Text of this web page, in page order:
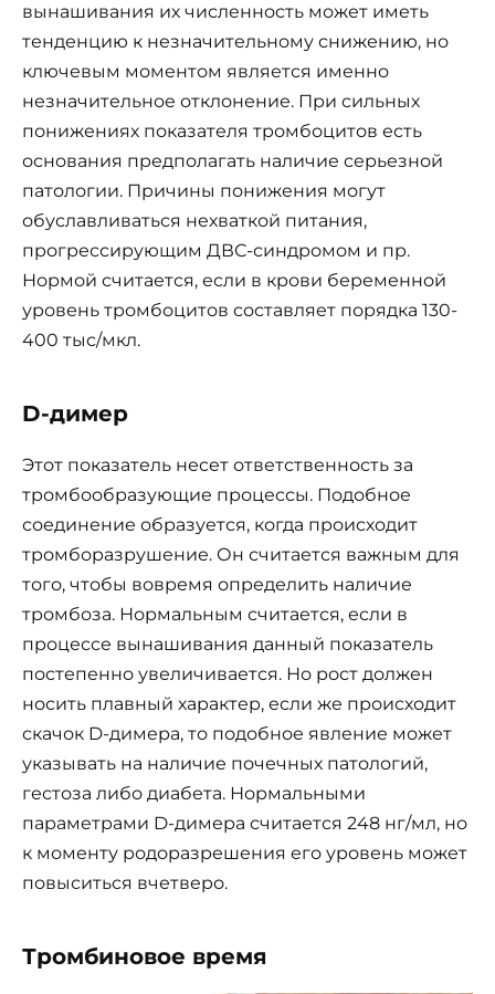
вынашивания их численность может иметь
тенденцию к незначительному снижению, но
ключевым моментом является именно
незначительное отклонение. При сильных
понижениях показателя тромбоцитов есть
основания предполагать наличие серьезной
патологии. Причины понижения могут
обуславливаться нехваткой питания,
прогрессирующим ДВС-синдромом и пр.
Нормой считается, если в крови беременной
уровень тромбоцитов составляет порядка 130-
400 тыс/мкл.
D-димер
Этот показатель несет ответственность за
тромбообразующие процессы. Подобное
соединение образуется, когда происходит
тромборазрушение. Он считается важным для
того, чтобы вовремя определить наличие
тромбоза. Нормальным считается, если в
процессе вынашивания данный показатель
постепенно увеличивается. Но рост должен
носить плавный характер, если же происходит
скачок D-димера, то подобное явление может
указывать на наличие почечных патологий,
гестоза либо диабета. Нормальными
параметрами D-димера считается 248 нг/мл, но
к моменту родоразрешения его уровень может
повыситься вчетверо.
Тромбиновое время